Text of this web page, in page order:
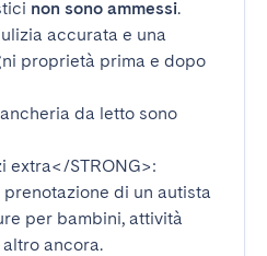
non sono ammessi.
accurata e una
proprietà prima e dopo
da letto sono
extra</STRONG>:
di un autista
per bambini, attività
ancora.